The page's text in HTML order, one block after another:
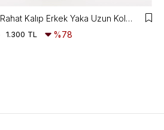
Bej Alos Rahat Kalıp Erkek Yaka Uzun Kol Gomlek
1.300 TL %78